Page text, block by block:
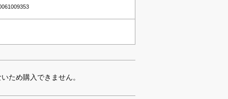
ため購入できません。